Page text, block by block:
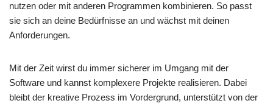
nutzen oder mit anderen Programmen kombinieren. So passt
sie sich an deine Bedürfnisse an und wächst mit deinen
Anforderungen.
Mit der Zeit wirst du immer sicherer im Umgang mit der
Software und kannst komplexere Projekte realisieren. Dabei
bleibt der kreative Prozess im Vordergrund, unterstützt von der